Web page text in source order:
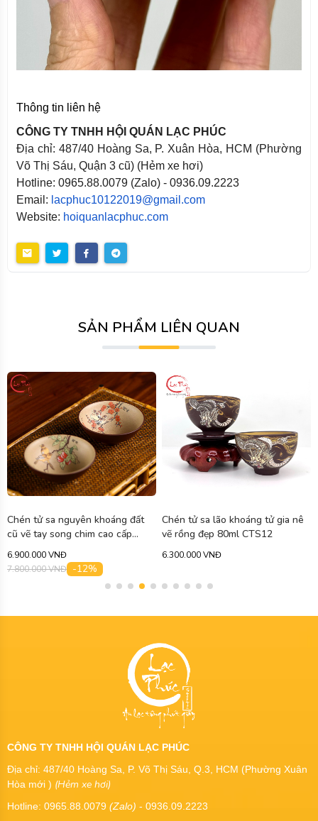
Thông tin liên hệ
CÔNG TY TNHH HỘI QUÁN LẠC PHÚC
Địa chỉ: 487/40 Hoàng Sa, P. Xuân Hòa, HCM (Phường
Võ Thị Sáu, Quận 3 cũ) (Hẻm xe hơi)
Hotline: 0965.88.0079 (Zalo) - 0936.09.2223
Email: lacphuc10122019@gmail.com
Website: hoiquanlacphuc.com
SẢN PHẨM LIÊN QUAN
Chén tử sa nguyên khoáng đất
cũ vẽ tay song chim cao cấp
150ml CTS27
6.900.000 VNĐ
7.800.000 VNĐ -12%
Chén tử sa lão khoáng tử gia nê
vẽ rồng đẹp 80ml CTS12
6.300.000 VNĐ
CÔNG TY TNHH HỘI QUÁN LẠC PHÚC
Địa chỉ: 487/40 Hoàng Sa, P. Võ Thị Sáu, Q.3, HCM (Phường Xuân
Hòa mới ) (Hẻm xe hơi)
Hotline: 0965.88.0079 (Zalo) - 0936.09.2223